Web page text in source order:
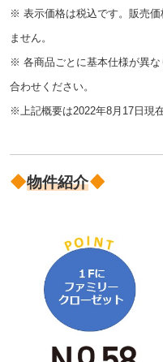
※ 表示価格は税込です。販売
ません。
※ 各商品ごとに基本仕様が異
合わせください。
※上記概要は2022年8月17日現
物件紹介